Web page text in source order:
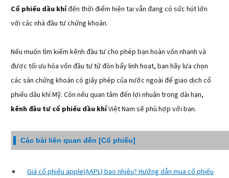
Cổ phiếu dầu khíđến thời điểm hiện tại vẫn đang có sức hút lớn
với các nhà đầu tư chứng khoán.
Nếu muốn tìm kiếm kênh đầu tư cho phép bạn hoàn vốn nhanh và
được tối ưu hóa vốn đầu tư từ đòn bẩy linh hoạt, bạn hãy lựa chọn
các sàn chứng khoán có giấy phép của nước ngoài để giao dịch cổ
phiếu dầu khí Mỹ. Còn nếu quan tâm đến lợi nhuận trong dài hạn,
kênh đầu tư cổ phiếu dầu khíViệt Nam sẽ phù hợp với bạn.
Các bài liên quan đến [Cổ phiếu]
Giá cổ phiếu apple(AAPL) bao nhiêu? Hướng dẫn mua cổ phiếu